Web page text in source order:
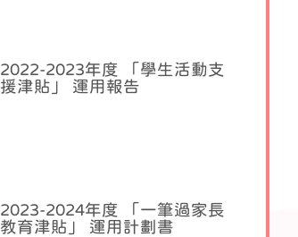
2022-2023年度 「學生活動支
援津貼」 運用報告
2023-2024年度 「一筆過家長
教育津貼」 運用計劃書